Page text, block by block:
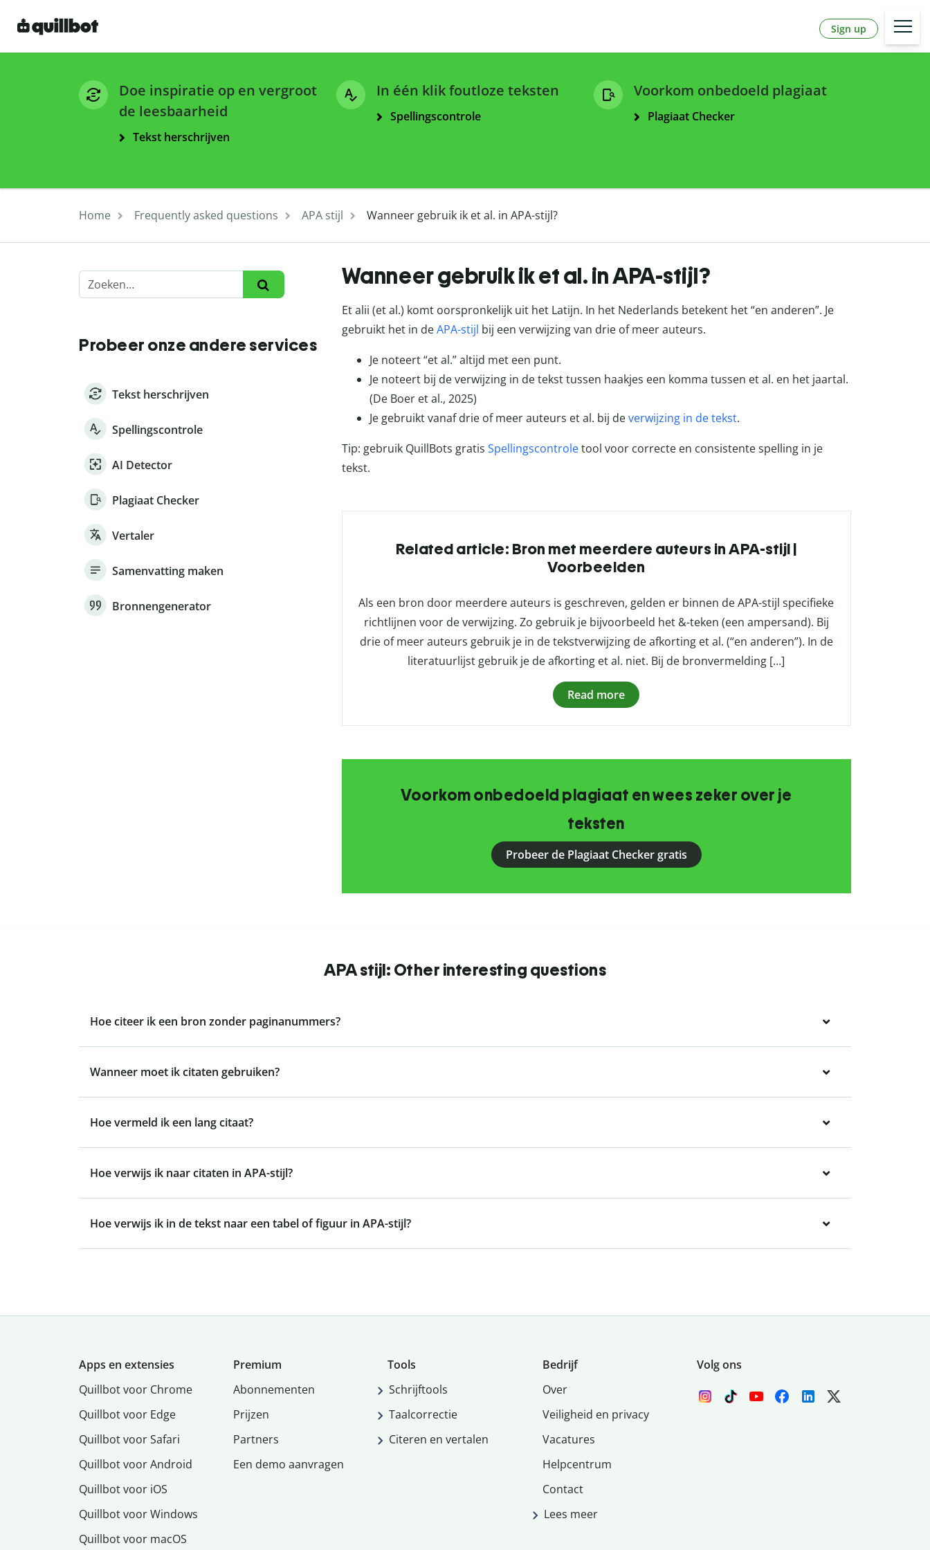
Sign up
Doe inspiratie op en vergroot
de leesbaarheid
Tekst herschrijven
In één klik foutloze teksten
Spellingscontrole
Voorkom onbedoeld plagiaat
Plagiaat Checker
Home Frequently asked questions APA stijl Wanneer gebruik ik et al. in APA-stijl?
Probeer onze andere services
Tekst herschrijven
Spellingscontrole
AI Detector
Plagiaat Checker
Vertaler
Samenvatting maken
Bronnengenerator
Wanneer gebruik ik et al. in APA-stijl?
Et alii (et al.) komt oorspronkelijk uit het Latijn. In het Nederlands betekent het “en anderen”. Je
gebruikt het in deAPA-stijl bij een verwijzing van drie of meer auteurs.
Je noteert “et al.” altijd met een punt.
Je noteert bij de verwijzing in de tekst tussen haakjes een komma tussen et al. en het jaartal.
(De Boer et al., 2025)
Je gebruikt vanaf drie of meer auteurs et al. bij deverwijzing in de tekst.
Tip: gebruik QuillBots gratis Spellingscontroletool voor correcte en consistente spelling in je
tekst.
Related article: Bron met meerdere auteurs in APA-stijl |
Voorbeelden
Als een bron door meerdere auteurs is geschreven, gelden er binnen de APA-stijl specifieke
richtlijnen voor de verwijzing. Zo gebruik je bijvoorbeeld het &-teken (een ampersand). Bij
drie of meer auteurs gebruik je in de tekstverwijzing de afkorting et al. (“en anderen”). In de
literatuurlijst gebruik je de afkorting et al. niet. Bij de bronvermelding […]
Read more
Voorkom onbedoeld plagiaat en wees zeker over je
teksten
Probeer de Plagiaat Checker gratis
APA stijl: Other interesting questions
Hoe citeer ik een bron zonder paginanummers?
Wanneer moet ik citaten gebruiken?
Hoe vermeld ik een lang citaat?
Hoe verwijs ik naar citaten in APA-stijl?
Hoe verwijs ik in de tekst naar een tabel of figuur in APA-stijl?
Apps en extensies
Quillbot voor Chrome
Quillbot voor Edge
Quillbot voor Safari
Quillbot voor Android
Quillbot voor iOS
Quillbot voor Windows
Quillbot voor macOS
Premium
Abonnementen
Prijzen
Partners
Een demo aanvragen
Tools
Schrijftools
Taalcorrectie
Citeren en vertalen
Bedrijf
Over
Veiligheid en privacy
Vacatures
Helpcentrum
Contact
Lees meer
Volg ons